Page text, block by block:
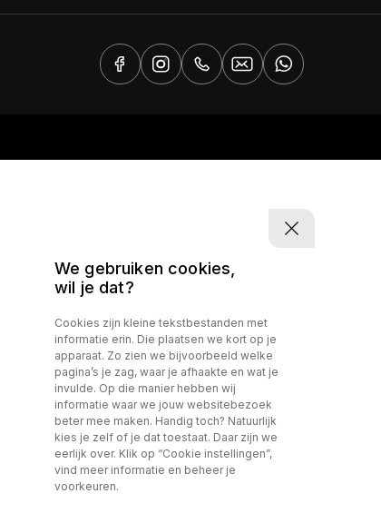
We gebruiken cookies,
wil je dat?
Cookies zijn kleine tekstbestanden met
informatie erin. Die plaatsen we kort op je
apparaat. Zo zien we bijvoorbeeld welke
pagina’s je zag, waar je afhaakte en wat je
invulde. Op die manier hebben wij
informatie waar we jouw websitebezoek
beter mee maken. Handig toch? Natuurlijk
kies je zelf of je dat toestaat. Daar zijn we
eerlijk over. Klik op “Cookie instellingen”,
vind meer informatie en beheer je
voorkeuren.